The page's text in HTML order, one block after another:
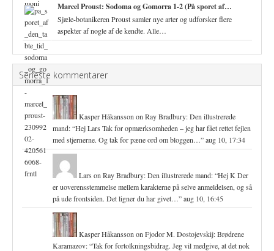
Marcel Proust: Sodoma og Gomorra 1-2 (På sporet af…
Sjæle-botanikeren Proust samler nye arter og udforsker flere
aspekter af nogle af de kendte. Alle…
Seneste kommentarer
Kasper Håkansson on Ray Bradbury: Den illustrerede
mand: “Hej Lars Tak for opmærksomheden – jeg har fået rettet fejlen
med stjernerne. Og tak for pæne ord om bloggen…”aug 10, 17:34
Lars on Ray Bradbury: Den illustrerede mand: “Hej K Der
er uoverensstemmelse mellem karakterne på selve anmeldelsen, og så
på ude frontsiden. Det ligner du har givet…”aug 10, 16:45
Kasper Håkansson on Fjodor M. Dostojevskij: Brødrene
Karamazov: “Tak for fortolkningsbidrag. Jeg vil medgive, at det nok